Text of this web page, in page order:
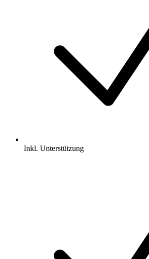
Inkl. Unterstützung